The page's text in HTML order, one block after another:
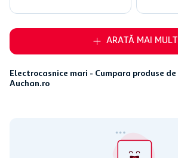
ARATĂ MAI MULT
Electrocasnice mari - Cumpara produse
Auchan.ro